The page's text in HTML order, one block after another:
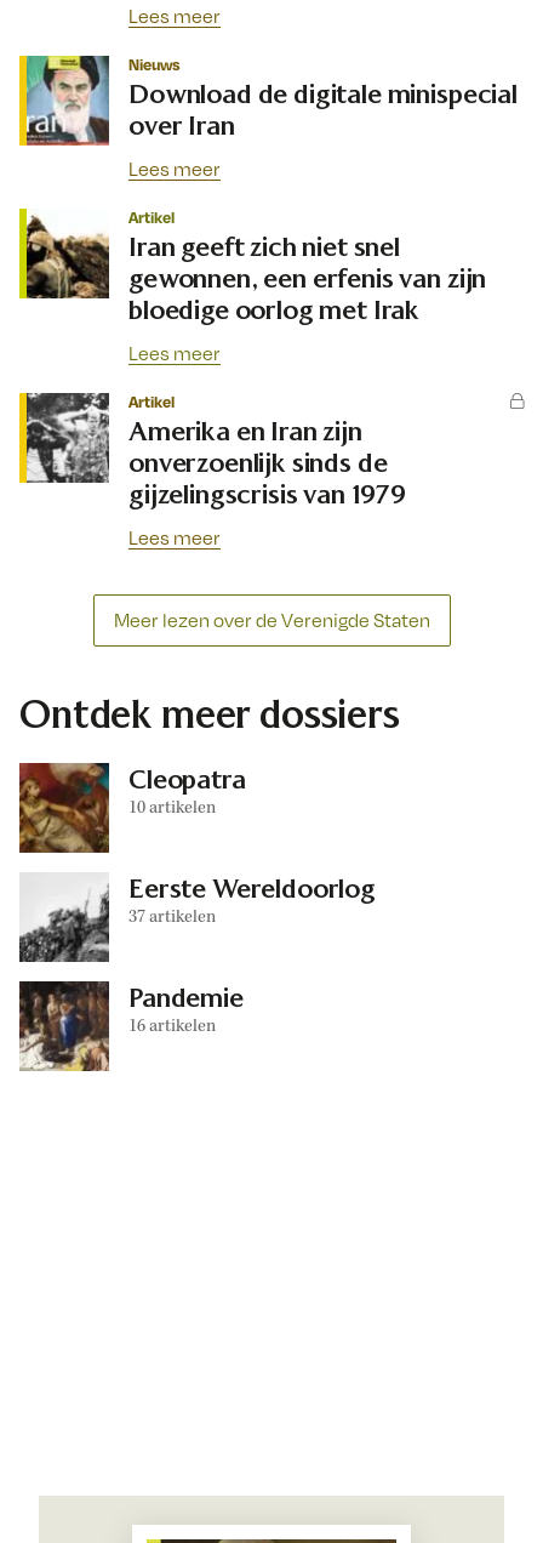
Lees meer
Nieuws
Download de digitale minispecial
over Iran
Lees meer
Artikel
Iran geeft zich niet snel
gewonnen, een erfenis van zijn
bloedige oorlog met Irak
Lees meer
Artikel
Amerika en Iran zijn
onverzoenlijk sinds de
gijzelingscrisis van 1979
Lees meer
Meer lezen over de Verenigde Staten
Ontdek meer dossiers
Cleopatra
10 artikelen
Eerste Wereldoorlog
37 artikelen
Pandemie
16 artikelen